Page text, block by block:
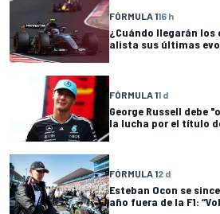
FÓRMULA 116 h
¿Cuándo llegarán los
alista sus últimas
FÓRMULA 11 d
George Russell debe
la lucha por el título
FÓRMULA 12 d
Esteban Ocon se
año fuera de la F1: